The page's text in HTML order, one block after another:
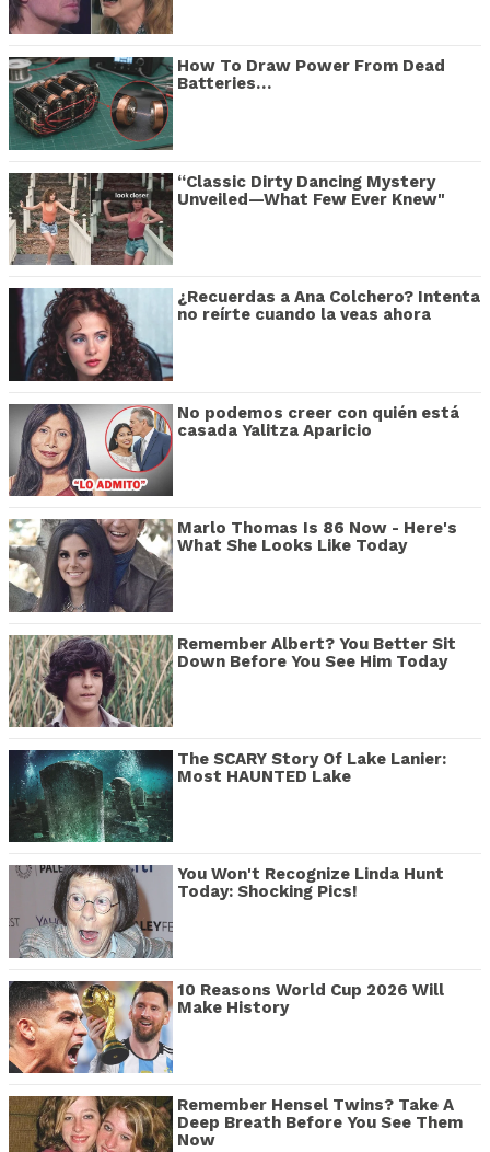
How To Draw Power From Dead
Batteries…
“Classic Dirty Dancing Mystery
Unveiled—What Few Ever Knew"
¿Recuerdas a Ana Colchero? Intenta
no reírte cuando la veas ahora
No podemos creer con quién está
casada Yalitza Aparicio
Marlo Thomas Is 86 Now - Here's
What She Looks Like Today
Remember Albert? You Better Sit
Down Before You See Him Today
The SCARY Story Of Lake Lanier:
Most HAUNTED Lake
You Won't Recognize Linda Hunt
Today: Shocking Pics!
10 Reasons World Cup 2026 Will
Make History
Remember Hensel Twins? Take A
Deep Breath Before You See Them
Now